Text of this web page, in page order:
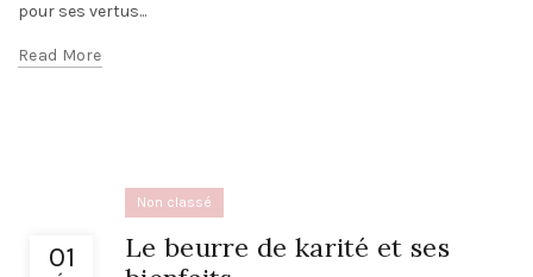
pour ses vertus...
Read More
01
Non classé
Le beurre de karité et ses